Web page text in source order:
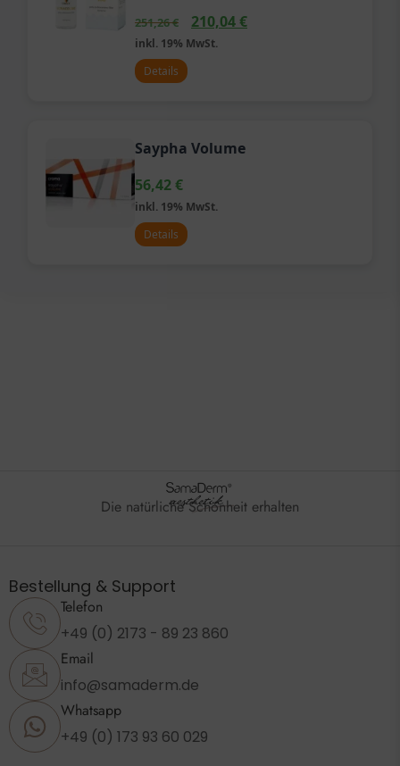
251,26€ 210,04€
inkl. 19% MwSt.
Details
Saypha Volume
56,42€
inkl. 19% MwSt.
Details
Die natürliche Schönheit erhalten
Bestellung & Support
Telefon
+49 (0) 2173 - 89 23 860
Email
info@samaderm.de
Whatsapp
+49 (0) 173 93 60 029